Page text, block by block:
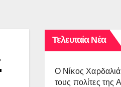
Τελευταία Νέα
O Νίκος
τους πολίτες της